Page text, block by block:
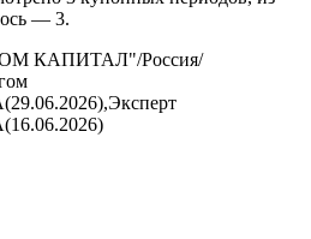
— 3.
КАПИТАЛ"/Россия/